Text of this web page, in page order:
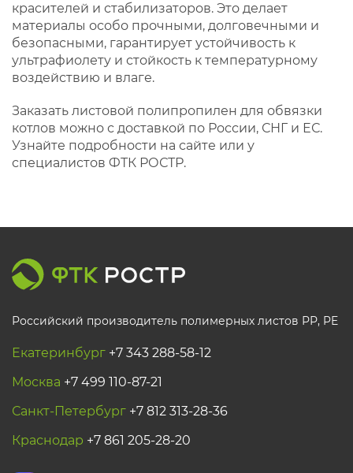
красителей и стабилизаторов. Это делает
материалы особо прочными, долговечными и
безопасными, гарантирует устойчивость к
ультрафиолету и стойкость к температурному
воздействию и влаге.
Заказать листовой полипропилен для обвязки
котлов можно с доставкой по России, СНГ и ЕС.
Узнайте подробности на сайте или у
специалистов ФТК РОСТР.
Российский производитель полимерных листов РР, PE
Екатеринбург +7 343 288-58-12
Москва +7 499 110-87-21
Санкт-Петербург +7 812 313-28-36
Краснодар +7 861 205-28-20